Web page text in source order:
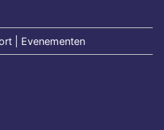
| Evenementen